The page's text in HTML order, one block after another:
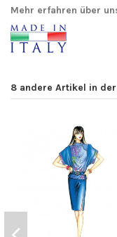
Mehr erfahren über
8 andere Artikel in